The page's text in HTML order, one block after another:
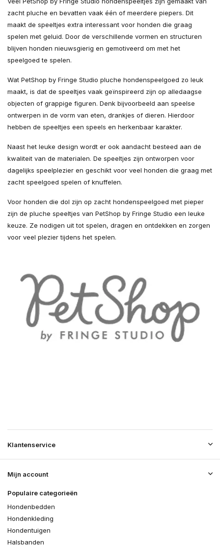
zacht pluche en bevatten vaak één of meerdere piepers. Dit
maakt de speeltjes extra interessant voor honden die graag
spelen met geluid. Door de verschillende vormen en structuren
blijven honden nieuwsgierig en gemotiveerd om met het
speelgoed te spelen.
Wat PetShop by Fringe Studio pluche hondenspeelgoed zo leuk
maakt, is dat de speeltjes vaak geïnspireerd zijn op alledaagse
objecten of grappige figuren. Denk bijvoorbeeld aan speelse
ontwerpen in de vorm van eten, drankjes of dieren. Hierdoor
hebben de speeltjes een speels en herkenbaar karakter.
Naast het leuke design wordt er ook aandacht besteed aan de
kwaliteit van de materialen. De speeltjes zijn ontworpen voor
dagelijks speelplezier en geschikt voor veel honden die graag met
zacht speelgoed spelen of knuffelen.
Voor honden die dol zijn op zacht hondenspeelgoed met pieper
zijn de pluche speeltjes van PetShop by Fringe Studio een leuke
keuze. Ze nodigen uit tot spelen, dragen en ontdekken en zorgen
voor veel plezier tijdens het spelen.
Klantenservice
Mijn account
Populaire categorieën
Hondenbedden
Hondenkleding
Hondentuigen
Halsbanden